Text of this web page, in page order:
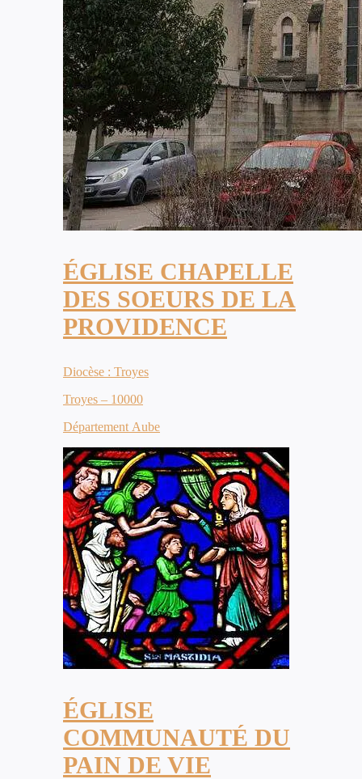
ÉGLISE CHAPELLE
DES SOEURS DE LA
PROVIDENCE
Diocèse : Troyes
Troyes – 10000
Département Aube
ÉGLISE
COMMUNAUTÉ DU
PAIN DE VIE